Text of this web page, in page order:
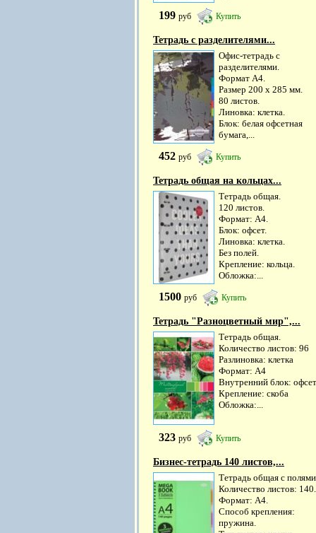
199 руб Купить
Тетрадь с разделителями...
Офис-тетрадь с
разделителями.
Формат А4.
Размер 200 х 285 мм.
80 листов.
Линовка: клетка.
Блок: белая офсетная
бумага,...
452 руб Купить
Тетрадь общая на кольцах...
Тетрадь общая.
120 листов.
Формат: А4.
Блок: офсет.
Линовка: клетка.
Без полей.
Крепление: кольца.
Обложка:...
1500 руб Купить
Тетрадь "Разноцветный мир",...
Тетрадь общая.
Количество листов: 96
Разлиновка: клетка
Формат: А4
Внутренний блок: офсет
Крепление: скоба
Обложка:...
323 руб Купить
Бизнес-тетрадь 140 листов,...
Тетрадь общая с
Количество листов: 140.
Формат: А4.
Способ крепления:
пружина.